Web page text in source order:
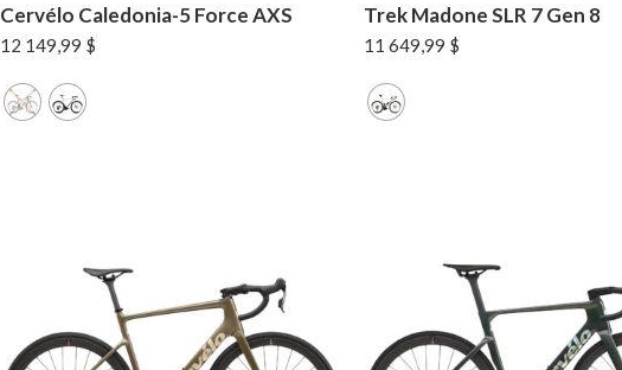
Cervélo Caledonia-5 Force AXS
12 149,99 $
Trek Madone SLR 7 Gen 8
11 649,99 $